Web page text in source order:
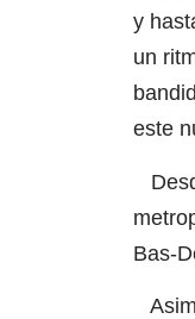
y
un
este
Bas-